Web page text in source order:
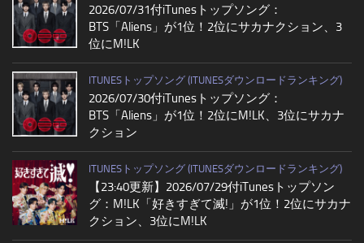
2026/07/31付iTunesトップソング：
BTS「Aliens」が1位！2位にサカナクション、3
位にM!LK
ITUNESトップソング (ITUNESダウンロードランキング)
2026/07/30付iTunesトップソング：
BTS「Aliens」が1位！2位にM!LK、3位にサカナ
クション
ITUNESトップソング (ITUNESダウンロードランキング)
【23:40更新】2026/07/29付iTunesトップソン
グ：M!LK「好きすぎて滅!」が1位！2位にサカナ
クション、3位にM!LK